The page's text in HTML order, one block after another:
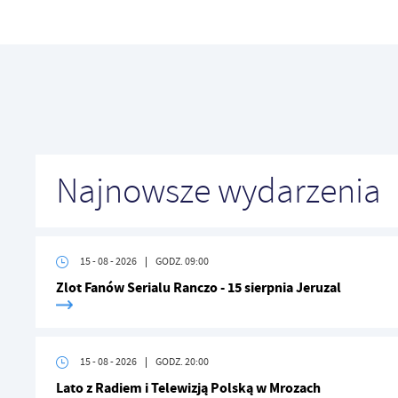
Najnowsze wydarzenia
15 - 08 - 2026 GODZ. 09:00
Zlot Fanów Serialu Ranczo - 15 sierpnia Jeruzal
15 - 08 - 2026 GODZ. 20:00
Lato z Radiem i Telewizją Polską w Mrozach